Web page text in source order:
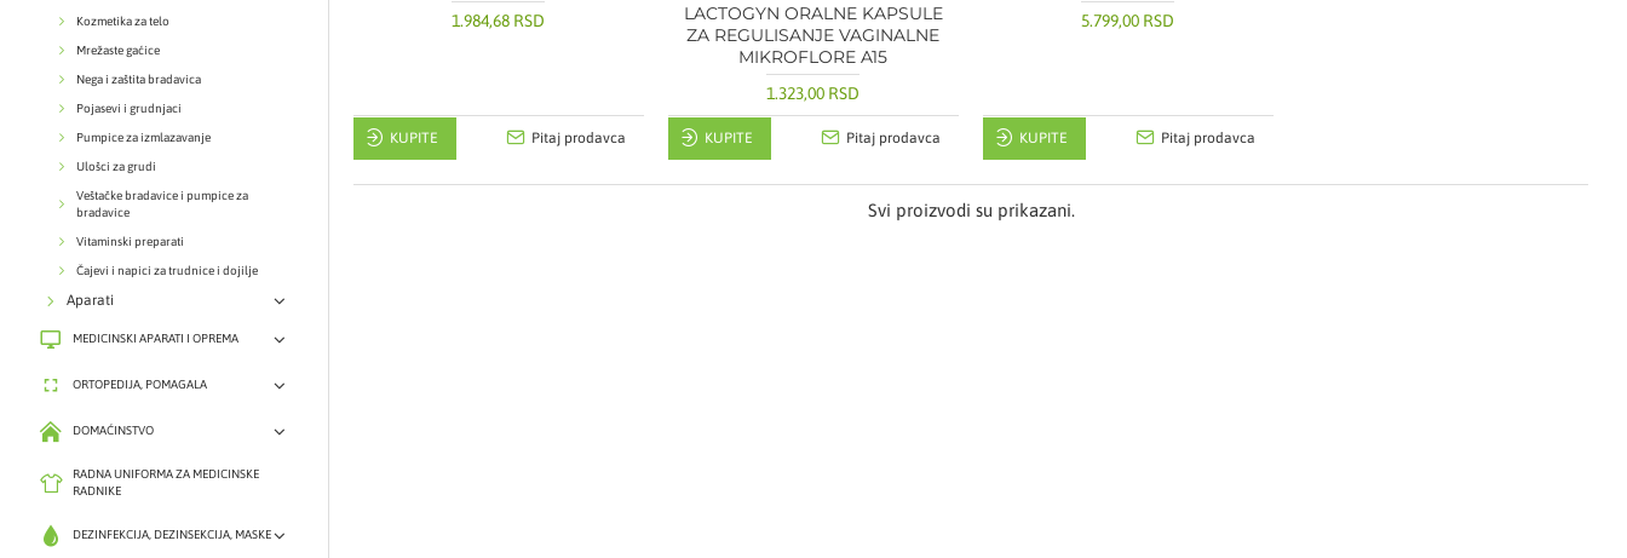
Kozmetika za telo
Mrežaste gaćice
Nega i zaštita bradavica
Pojasevi i grudnjaci
Pumpice za izmlazavanje
Ulošci za grudi
Veštačke bradavice i pumpice za
bradavice
Vitaminski preparati
Čajevi i napici za trudnice i dojilje
Aparati
MEDICINSKI APARATI I OPREMA
ORTOPEDIJA, POMAGALA
DOMAĆINSTVO
RADNA UNIFORMA ZA MEDICINSKE
RADNIKE
DEZINFEKCIJA, DEZINSEKCIJA, MASKE
1.984,68 RSD
KUPITE Pitaj prodavca
LACTOGYN ORALNE KAPSULE
ZA REGULISANJE VAGINALNE
MIKROFLORE A15
1.323,00 RSD
KUPITE Pitaj prodavca
5.799,00 RSD
KUPITE Pitaj prodavca
Svi proizvodi su prikazani.